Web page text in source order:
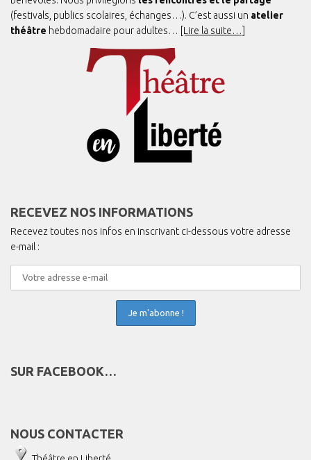
(festivals, publics scolaires, échanges…). C’est aussi un atelier
théâtre hebdomadaire pour adultes… [Lire la suite…]
RECEVEZ NOS INFORMATIONS
Recevez toutes nos infos en inscrivant ci-dessous votre adresse
e-mail :
SUR FACEBOOK…
NOUS CONTACTER